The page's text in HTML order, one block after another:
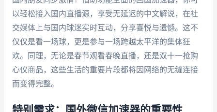
以轻松接入国内直播源，享受无延迟的中文解说，在社
交媒体上与国内球迷实时互动，分享喜悦与遗憾。这不
仅仅是看一场球，更是参与一场跨越太平洋的集体狂
欢。同理，无论是春节观看春晚直播，还是双十一抢购
心仪商品，这些生活的重要片段都将因网络的无缝连接
而变得完整。